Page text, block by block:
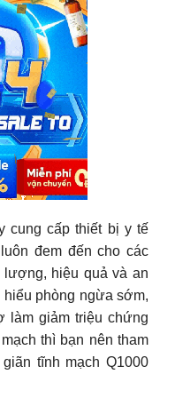
cung cấp thiết bị y tế
đem đến cho các
lượng, hiệu quả và an
phòng ngừa sớm,
làm giảm triệu chứng
thì bạn nên tham
tĩnh mạch Q1000